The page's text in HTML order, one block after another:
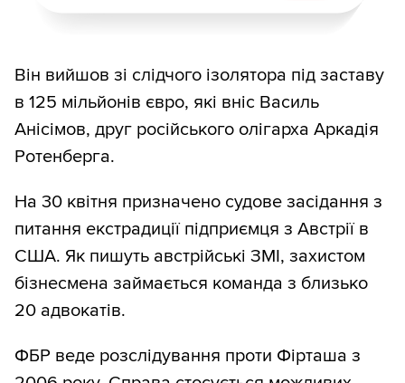
Він вийшов зі слідчого ізолятора під заставу
в 125 мільйонів євро, які вніс Василь
Анісімов, друг російського олігарха Аркадія
Ротенберга.
На 30 квітня призначено судове засідання з
питання екстрадиції підприємця з Австрії в
США. Як пишуть австрійські ЗМІ, захистом
бізнесмена займається команда з близько
20 адвокатів.
ФБР веде розслідування проти Фірташа з